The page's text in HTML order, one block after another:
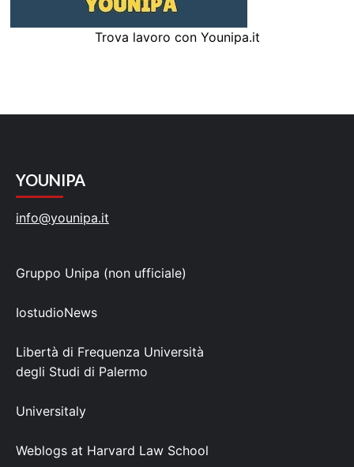
Trova lavoro con Younipa.it
YOUNIPA
info@younipa.it
Gruppo Unipa (non ufficiale)
IostudioNews
Libertà di Frequenza Università
degli Studi di Palermo
Universitaly
Weblogs at Harvard Law School